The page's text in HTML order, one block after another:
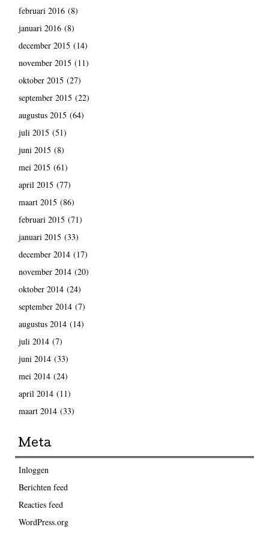
februari 2016(8)
januari 2016(8)
december 2015 (14)
november 2015 (11)
oktober 2015 (27)
september 2015 (22)
augustus 2015 (64)
juli 2015 (51)
juni 2015 (8)
mei 2015 (61)
april 2015 (77)
maart 2015 (86)
februari 2015 (71)
januari 2015 (33)
december 2014(17)
november 2014(20)
oktober 2014(24)
september 2014(7)
augustus 2014(14)
juli 2014(7)
juni 2014(33)
mei 2014(24)
april 2014(11)
maart 2014(33)
Meta
Inloggen
Berichten feed
Reacties feed
WordPress.org